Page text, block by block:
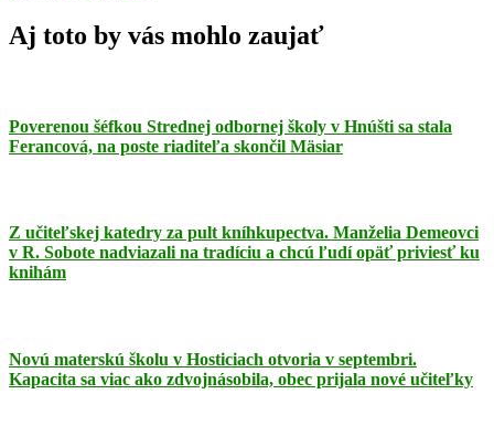
M.
Daxnera
Aj toto by vás mohlo zaujať
Poverenou šéfkou Strednej odbornej školy v Hnúšti sa stala
Ferancová, na poste riaditeľa skončil Mäsiar
Z učiteľskej katedry za pult kníhkupectva. Manželia Demeovci
v R. Sobote nadviazali na tradíciu a chcú ľudí opäť priviesť ku
knihám
Novú materskú školu v Hosticiach otvoria v septembri.
Kapacita sa viac ako zdvojnásobila, obec prijala nové učiteľky